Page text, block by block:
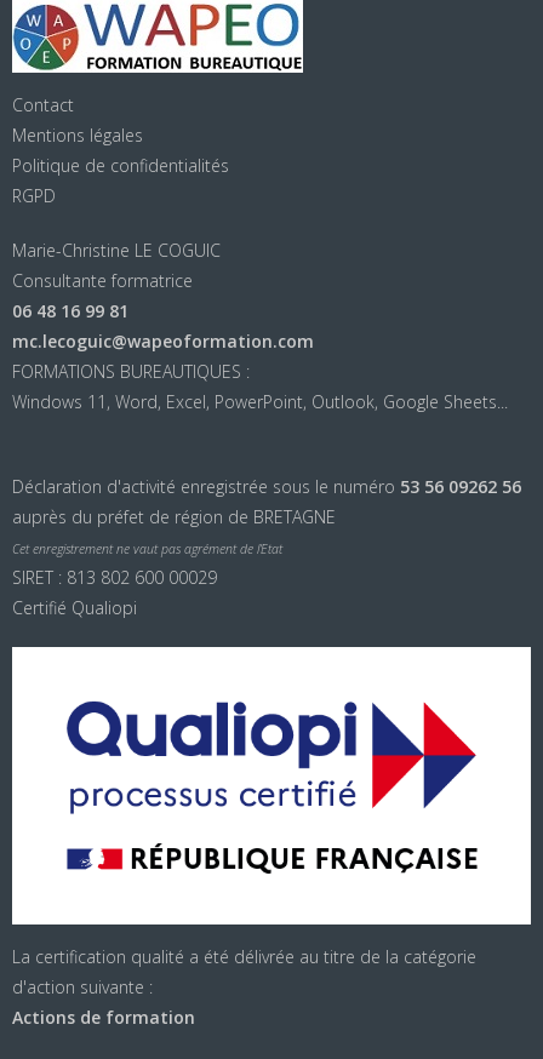
Contact
Mentions légales
Politique de confidentialités
RGPD
Marie-Christine LE COGUIC
Consultante formatrice
06 48 16 99 81
mc.lecoguic@wapeoformation.com
FORMATIONS BUREAUTIQUES :
Windows 11, Word, Excel, PowerPoint, Outlook, Google Sheets...
Déclaration d'activité enregistrée sous le numéro 53 56 09262 56
auprès du préfet de région de BRETAGNE
Cet enregistrement ne vaut pas agrément de l’Etat
SIRET : 813 802 600 00029
Certifié Qualiopi
La certification qualité a été délivrée au titre de la catégorie
d'action suivante :
Actions de formation